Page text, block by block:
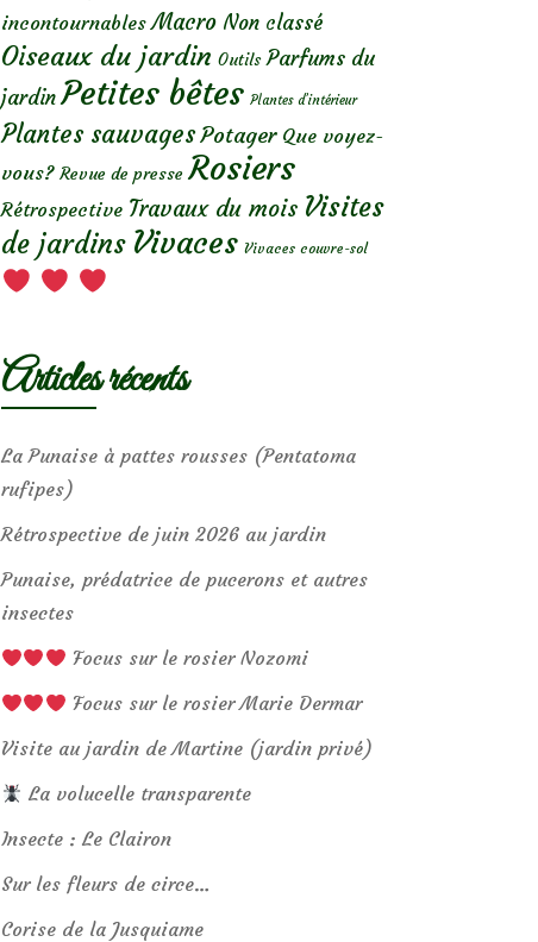
incontournables Macro Non classé
Oiseaux du jardin Outils Parfums du
jardin Petites bêtes Plantes d’intérieur
Plantes sauvages Potager Que voyez-
vous? Revue de presse Rosiers
Rétrospective Travaux du mois Visites
de jardins Vivaces Vivaces couvre-sol
Articles récents
La Punaise à pattes rousses (Pentatoma
rufipes)
Rétrospective de juin 2026 au jardin
Punaise, prédatrice de pucerons et autres
insectes
Focus sur le rosier Nozomi
Focus sur le rosier Marie Dermar
Visite au jardin de Martine (jardin privé)
La volucelle transparente
Insecte : Le Clairon
Sur les fleurs de circe…
Corise de la Jusquiame